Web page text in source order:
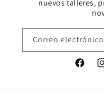
nuevos talleres,
Correo electrónico